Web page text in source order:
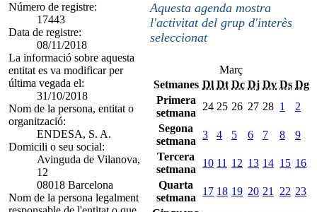
Número de registre:
17443
Data de registre:
08/11/2018
La informació sobre aquesta
entitat es va modificar per
última vegada el:
31/10/2018
Nom de la persona, entitat o
organització:
ENDESA, S. A.
Domicili o seu social:
Avinguda de Vilanova,
12
08018 Barcelona
Nom de la persona legalment
Aquesta agenda mostra
l'activitat del grup d'interès
seleccionat
Març
Setmanes Dl Dt Dc Dj Dv Ds Dg
Primera
setmana
24 25 26 27 28 1
2
Segona
setmana
3 4 5 6 7 8
9
Tercera
setmana
10 11 12 13 14 15 16
Quarta
setmana
17 18 19 20 21 22 23